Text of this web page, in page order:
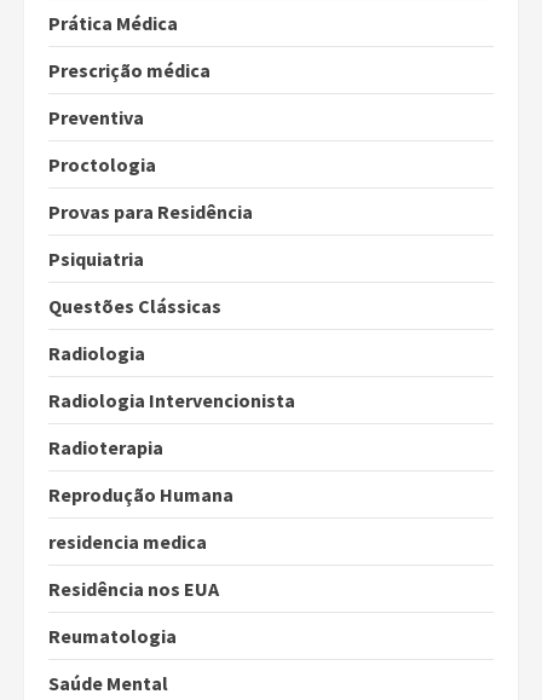
Prática Médica
Prescrição médica
Preventiva
Proctologia
Provas para Residência
Psiquiatria
Questões Clássicas
Radiologia
Radiologia Intervencionista
Radioterapia
Reprodução Humana
residencia medica
Residência nos EUA
Reumatologia
Saúde Mental